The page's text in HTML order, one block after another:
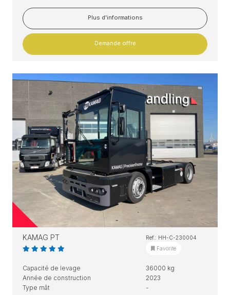
Plus d'informations
Demande offre
KAMAG PT
Ref.: HH-C-230004
Favorite
Capacité de levage
36000 kg
Année de construction
2023
Type mât
-